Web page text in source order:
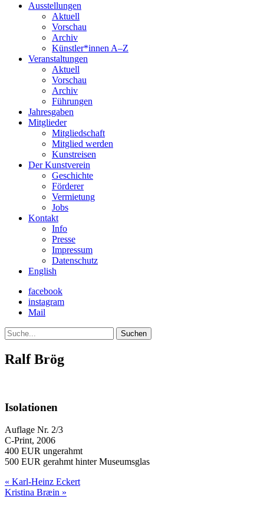
Ausstellungen
Aktuell
Vorschau
Archiv
Künstler*innen A–Z
Veranstaltungen
Aktuell
Vorschau
Archiv
Führungen
Jahresgaben
Mitglieder
Mitgliedschaft
Mitglied werden
Kunstreisen
Der Kunstverein
Geschichte
Förderer
Vermietung
Jobs
Kontakt
Info
Presse
Impressum
Datenschutz
English
facebook
instagram
Mail
Suche
Ralf Brög
Isolationen
Auflage Nr. 2/3
C-Print, 2006
400 EUR ungerahmt
500 EUR gerahmt hinter Museumsglas
Post
navigation
« Karl-Heinz Eckert
Kristina Bræin »